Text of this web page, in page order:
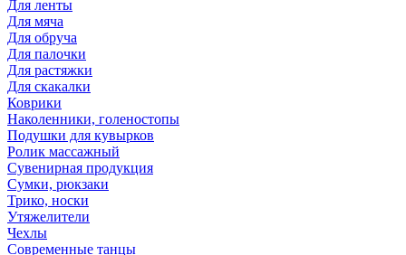
Для ленты
Для мяча
Для обруча
Для палочки
Для растяжки
Для скакалки
Коврики
Наколенники, голеностопы
Подушки для кувырков
Ролик массажный
Сувенирная продукция
Сумки, рюкзаки
Трико, носки
Утяжелители
Чехлы
Современные танцы